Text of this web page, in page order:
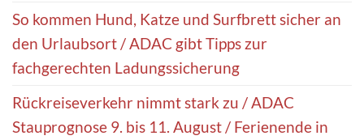
So kommen Hund, Katze und Surfbrett sicher an
den Urlaubsort / ADAC gibt Tipps zur
fachgerechten Ladungssicherung
Rückreiseverkehr nimmt stark zu / ADAC
Stauprognose 9. bis 11. August / Ferienende in